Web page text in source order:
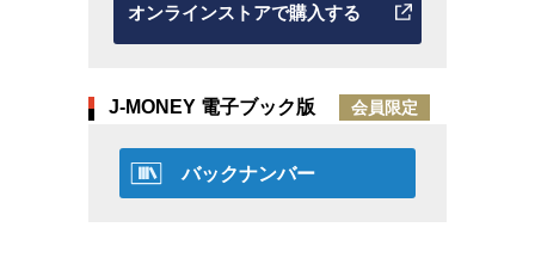
オンラインストアで購入する
J-MONEY 電子ブック版 会員限定
バックナンバー